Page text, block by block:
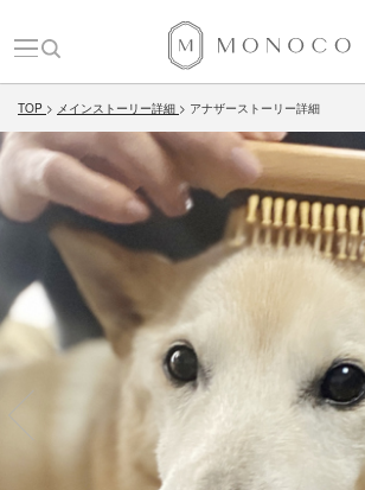
TOP メインストーリー詳細 アナザーストーリー詳細